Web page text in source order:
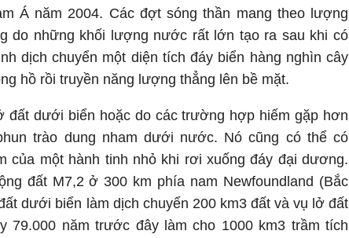
Á năm 2004. Các đợt sóng thần mang theo lượng
do những khối lượng nước rất lớn tạo ra sau khi có
dịch chuyển một diện tích đáy biển hàng nghìn cây
hồ rồi truyền năng lượng thẳng lên bề mặt.
đất dưới biển hoặc do các trường hợp hiếm gặp hơn
trào dung nham dưới nước. Nó cũng có thể có
của một hành tinh nhỏ khi rơi xuống đáy đại dương.
đất M7,2 ở 300 km phía nam Newfoundland (Bắc
dưới biển làm dịch chuyển 200 km3 đất và vụ lở đất
79.000 năm trước đây làm cho 1000 km3 trầm tích